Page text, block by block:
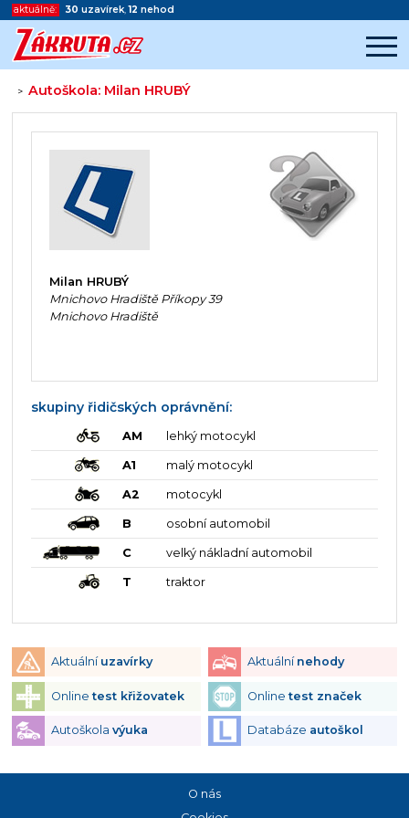
aktuálně: 30 uzavírek,12 nehod
>Autoškola: Milan HRUBÝ
Začátek reklamy
Konec reklamy
Milan HRUBÝ
Mnichovo Hradiště Příkopy 39
Mnichovo Hradiště
skupiny řidičských oprávnění:
AM lehký motocykl
A1 malý motocykl
A2 motocykl
B osobní automobil
C velký nákladní automobil
T traktor
Aktuální uzavírky Aktuální nehody
Onlinetest křižovatek Onlinetest značek
Autoškola výuka Databáze autoškol
O nás